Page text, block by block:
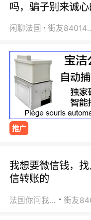
吗，骗子别来诚
闲聊法国 街友
推广
我想要微信钱，
信转账的
法国你问我答